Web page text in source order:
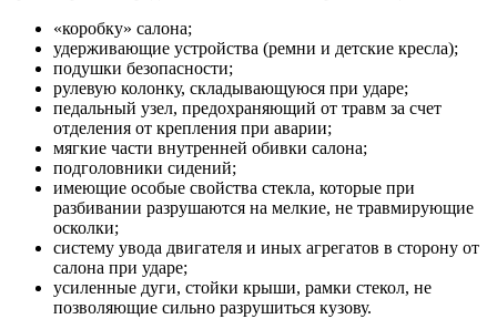
«коробку» салона;
удерживающие устройства (ремни и детские кресла);
подушки безопасности;
рулевую колонку, складывающуюся при ударе;
педальный узел, предохраняющий от травм за счет
отделения от крепления при аварии;
мягкие части внутренней обивки салона;
подголовники сидений;
имеющие особые свойства стекла, которые при
разбивании разрушаются на мелкие, не травмирующие
осколки;
систему увода двигателя и иных агрегатов в сторону от
салона при ударе;
усиленные дуги, стойки крыши, рамки стекол, не
позволяющие сильно разрушиться кузову.